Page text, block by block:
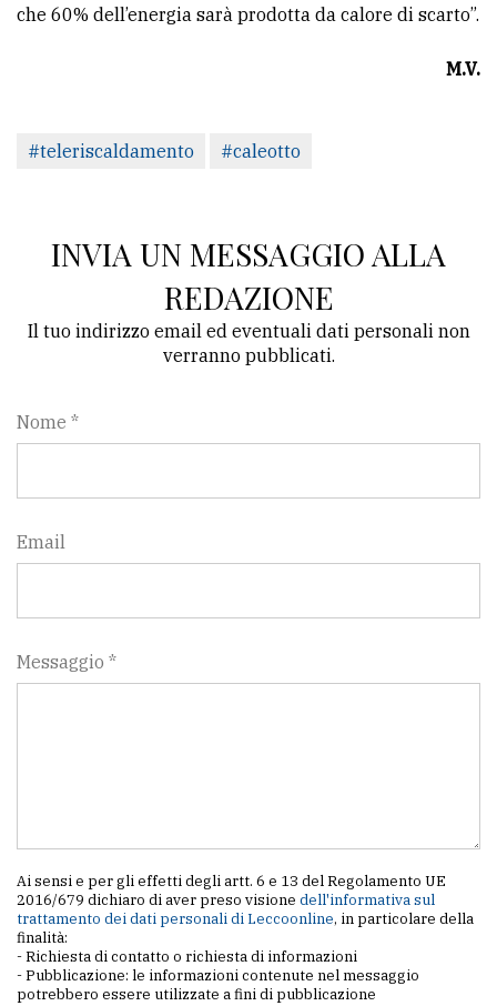
che 60% dell’energia sarà prodotta da calore di scarto”.
M.V.
#teleriscaldamento #caleotto
INVIA UN MESSAGGIO ALLA
REDAZIONE
Il tuo indirizzo email ed eventuali dati personali non
verranno pubblicati.
Nome *
Email
Messaggio *
Ai sensi e per gli effetti degli artt. 6 e 13 del Regolamento UE
2016/679 dichiaro di aver preso visione dell'informativa sul
trattamento dei dati personali di Leccoonline, in particolare della
finalità:
- Richiesta di contatto o richiesta di informazioni
- Pubblicazione: le informazioni contenute nel messaggio
potrebbero essere utilizzate a fini di pubblicazione